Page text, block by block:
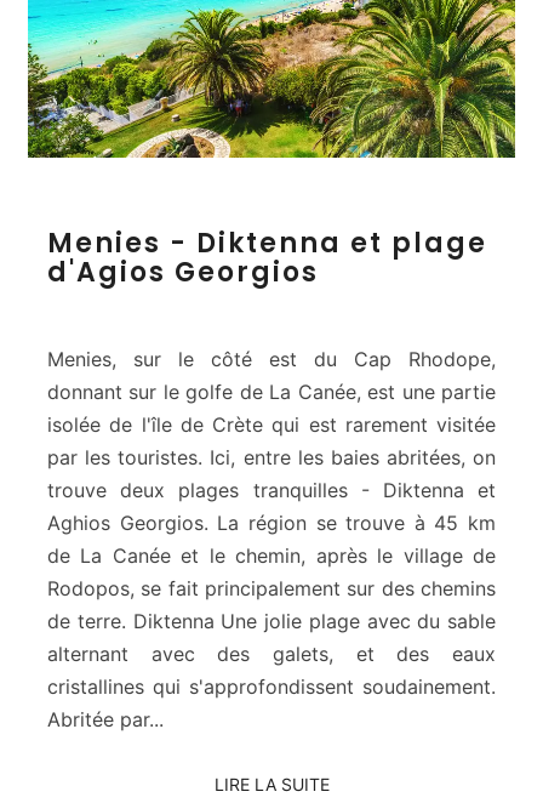
e
n
s
-
D
i
k
t
e
n
n
a
e
t
p
l
e
Menies - Diktenna et plage
d'Agios Georgios
Menies, sur le côté est du Cap Rhodope,
donnant sur le golfe de La Canée, est une partie
isolée de l'île de Crète qui est rarement visitée
par les touristes. Ici, entre les baies abritées, on
trouve deux plages tranquilles - Diktenna et
Aghios Georgios. La région se trouve à 45 km
de La Canée et le chemin, après le village de
Rodopos, se fait principalement sur des chemins
de terre. Diktenna Une jolie plage avec du sable
alternant avec des galets, et des eaux
cristallines qui s'approfondissent soudainement.
Abritée par...
LIRE LA SUITELIRE LA SUITE